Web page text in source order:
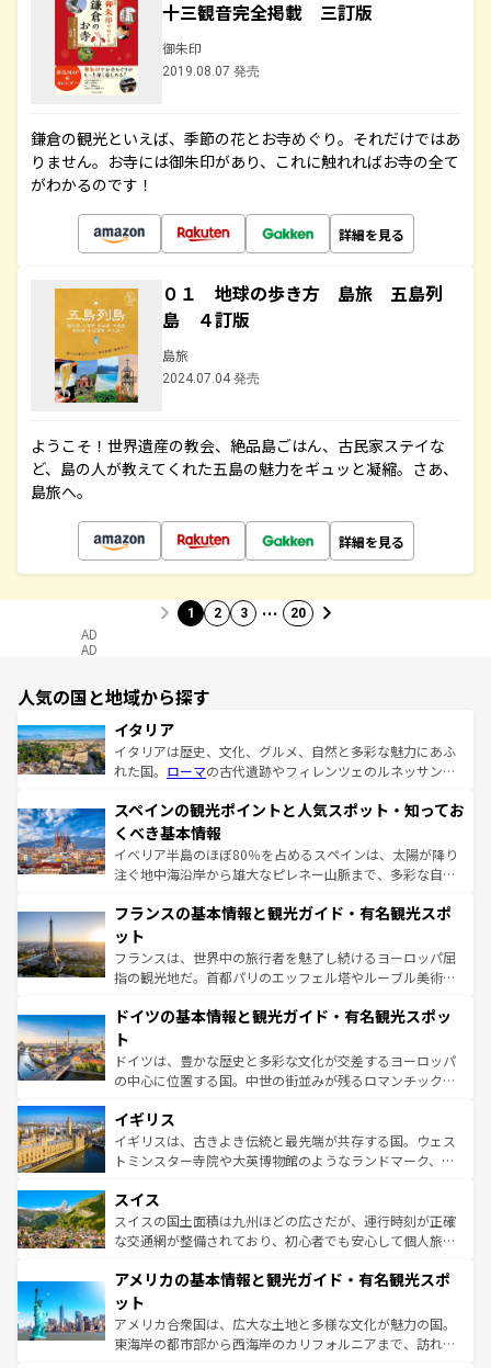
十三観音完全掲載 三訂版
御朱印
2019.08.07 発売
鎌倉の観光といえば、季節の花とお寺めぐり。それだけではあ
りません。お寺には御朱印があり、これに触れればお寺の全て
がわかるのです！
詳細を見る
０１ 地球の歩き方 島旅 五島列
島 ４訂版
島旅
2024.07.04 発売
ようこそ！世界遺産の教会、絶品島ごはん、古民家ステイな
ど、島の人が教えてくれた五島の魅力をギュッと凝縮。さあ、
島旅へ。
詳細を見る
1 2 3 … 20
AD
AD
人気の国と地域から探す
イタリア
イタリアは歴史、文化、グルメ、自然と多彩な魅力にあふ
れた国。 ローマの古代遺跡やフィレンツェのルネッサンス
ろん、トスカーナの美しい田園風景やアマルフィ海岸の絶
景など、自然景観も見逃せない。観光の合間には、本場の
ピザやパスタなど、絶品のイタリア料理を堪能することも
できる。朝目覚めてから夜眠るまで、すべての瞬間を楽し
なお、新着のイタリア情報はコンテンツ一覧を参照してほ
しい。
スペインの観光ポイントと人気スポット・知ってお
くべき基本情報
イベリア半島のほぼ80％を占めるスペインは、太陽が降り
注ぐ地中海沿岸から雄大なピレネー山脈まで、多彩な自然
文化が根付くこの国では、情熱的なフラメンコ、熱気あふ
れる闘牛、そして美味しいタパスが生活の一部となってい
る。首都マドリードの洗練された雰囲気や、バルセロナの
アートに溢れた街角から、地方では古代ローマ遺跡や中世
せる。地方によって風土や気候が異なるスペインはその個
ンテンツ一覧 を参照してほしい。
フランスの基本情報と観光ガイド・有名観光スポ
ット
フランスは、世界中の旅行者を魅了し続けるヨーロッパ屈
指の観光地だ。首都パリのエッフェル塔やルーブル美術館
で、幅広い魅力が詰まっている。華麗な宮殿、歴史的な大
聖堂、美しいビーチ、そして豊かな自然が、訪れる者を心
から魅了する。また、フランスは美食の国としても知ら
れ、フランス料理はユネスコ無形文化遺産にも登録されて
香り高いラベンダー畑など、多彩な楽しみ方が可能だ。さ
らに、パリ以外の地域にも魅力が溢れており、どの街角に
も豊かな歴史と文化が息づいている。パリ以外の個性あふ
を参照してほしい。
ドイツの基本情報と観光ガイド・有名観光スポッ
ト
ドイツは、豊かな歴史と多彩な文化が交差するヨーロッパ
の中心に位置する国。中世の街並みが残るロマンチック街
顔を持つこの国は、どこを歩いても飽きることがない。ベ
ルリンの文化的活気、バイエルン州のアルプスの絶景、そ
してライン川沿いのワイン畑といった風景は必見。ビール
は、お酒好きな人にはぜひ体験してほしい。 なお、新着の
ドイツ情報はコンテンツ一覧を参照してほしい。
イギリス
イギリスは、古きよき伝統と最先端が共存する国。ウェス
トミンスター寺院や大英博物館のようなランドマーク、歴
リアごとに異なる魅力がある。また、優雅なアフタヌーン
ティー、ビール好きにはたまらない英国パブ、サッカー観
戦など、本場だからこそできる体験も豊富。イギリスを旅
ンツ一覧を参照してほしい。
スイス
スイスの国土面積は九州ほどの広さだが、運行時刻が正確
な交通網が整備されており、初心者でも安心して個人旅行
の建物がそのまま残る町や、スイスならではのユニークな
博物館もあり、アルプス観光だけでなく町歩きも満喫する
ことができる。国民の所得が高いため物価も高いが、旅行
者向けの交通パス提供のサービスもあり、うまく活用すれ
アメリカの基本情報と観光ガイド・有名観光スポ
ット
アメリカ合衆国は、広大な土地と多様な文化が魅力の国。
東海岸の都市部から西海岸のカリフォルニアまで、訪れる